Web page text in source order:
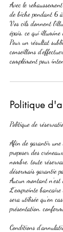
Avec le
de biche pendant 6
Vos cils donnent
épais, ce qui
Pour un résultat
conseillons
complément pour
Politique
Politique de
Afin de garantir une
proposer des
nombre, toute
désormais garantie
Aucun montant
L'empreinte
sera utilisée qu'en
présentation,
Conditions